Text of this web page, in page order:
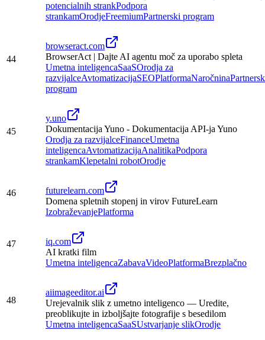
potencialnih strankPodpora
strankamOrodjeFreemiumPartnerski program
44
browseract.com
BrowserAct | Dajte AI agentu moč za uporabo spleta
Umetna inteligencaSaaSOrodja za
razvijalceAvtomatizacijaSEOPlatformaNaročnina
program
45
y.uno
Dokumentacija Yuno - Dokumentacija API-ja Yuno
Orodja za razvijalceFinanceUmetna
inteligencaAvtomatizacijaAnalitikaPodpora
strankamKlepetalni robotOrodje
46
futurelearn.com
Domena spletnih stopenj in virov FutureLearn
IzobraževanjePlatforma
47
iq.com
AI kratki film
Umetna inteligencaZabavaVideoPlatformaBrezplačno
48
aiimageeditor.ai
Urejevalnik slik z umetno inteligenco — Uredite,
preoblikujte in izboljšajte fotografije s besedilom
Umetna inteligencaSaaSUstvarjanje slikOrodje